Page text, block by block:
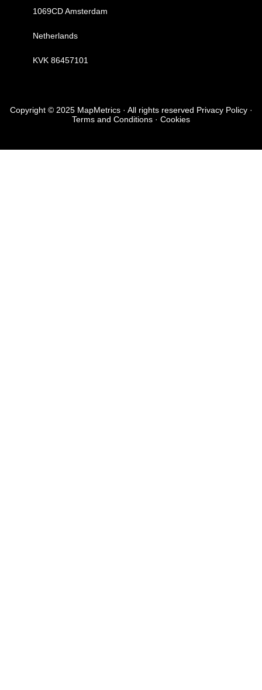
1069CD Amsterdam
Netherlands
KVK 86457101
Copyright © 2025 MapMetrics · All rights reserved Privacy Policy ·
Terms and Conditions · Cookies